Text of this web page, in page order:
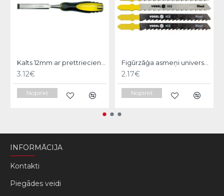
Kalts 12mm ar prettrieciena rokturi Vorel
3.12€
Nopirkt
Figūrzāģa asmeņi universālie 5gb. Vorel
2.17€
Nopirkt
INFORMĀCIJA
Kontakti
Piegādes veidi